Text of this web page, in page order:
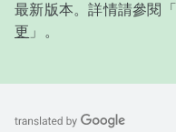
最新版本。詳情請參閱「
更 」。